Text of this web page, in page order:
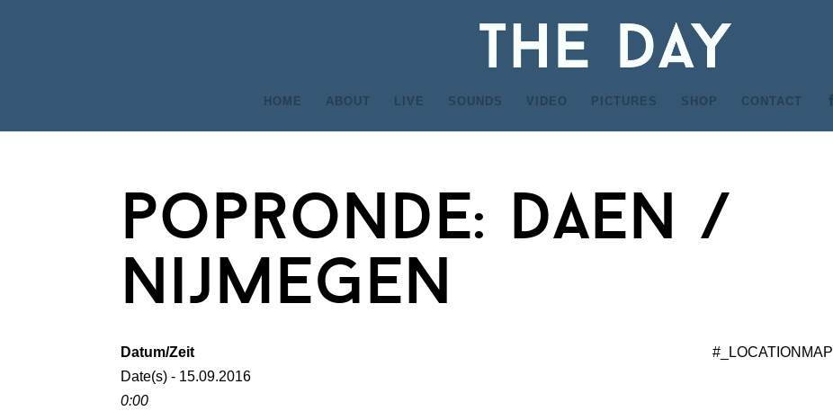
HOME ABOUT LIVE SOUNDS VIDEO PICTURES SHOP CONTACT
popronde: daen /
nijmegen
#_LOCATIONMAP
Datum/Zeit
Date(s) - 15.09.2016
0:00